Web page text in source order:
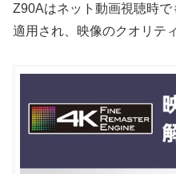
Z90Aはネット動画視聴時
適用され、映像のクオリテ